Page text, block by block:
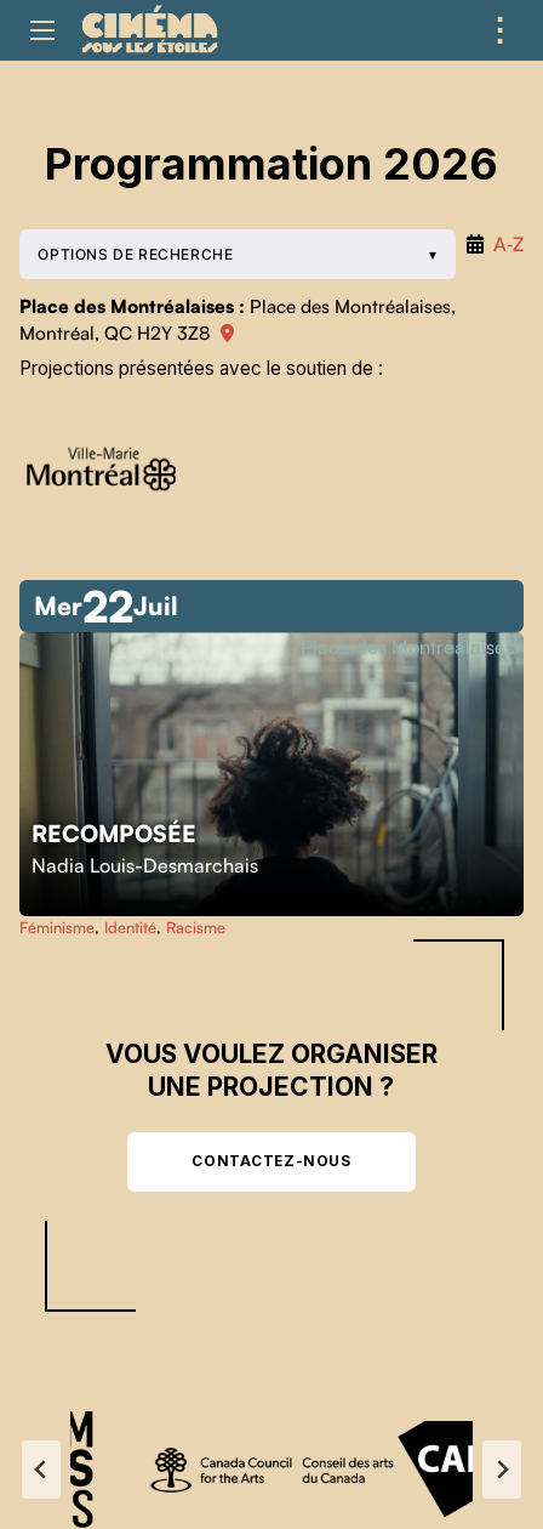
⋮
Programmation 2026
A‑Z
OPTIONS DE RECHERCHE
Place des Montréalaises : Place des Montréalaises,
Montréal, QC H2Y 3Z8
Projections présentées avec le soutien de :
Mer22Juil
RECOMPOSÉE
Nadia Louis-Desmarchais
Place des Montréalaises
Féminisme, Identité, Racisme
Skip back to main navigation
VOUS VOULEZ ORGANISER
UNE PROJECTION ?
CONTACTEZ-NOUS